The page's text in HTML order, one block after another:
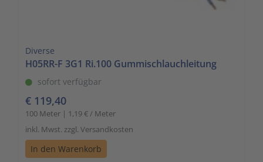
Diverse
H05RR-F 3G1 Ri.100 Gummischlauchleitung
sofort verfügbar
€ 119,40
100 Meter | 1,19 € / Meter
inkl. Mwst. zzgl. Versandkosten
In den Warenkorb